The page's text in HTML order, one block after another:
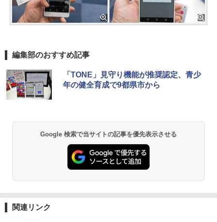
編集部のおすすめ記事
「TONE」見守り機能が推奨認定、青少
年の健全育成で9都県市から
Google 検索で当サイトの記事を優先表示させる
関連リンク